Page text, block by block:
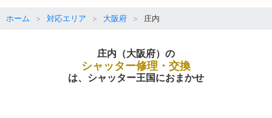
ホーム 対応エリア 大阪府 庄内
庄内（大阪府）の
シャッター修理・交換
は、シャッター王国におまかせ